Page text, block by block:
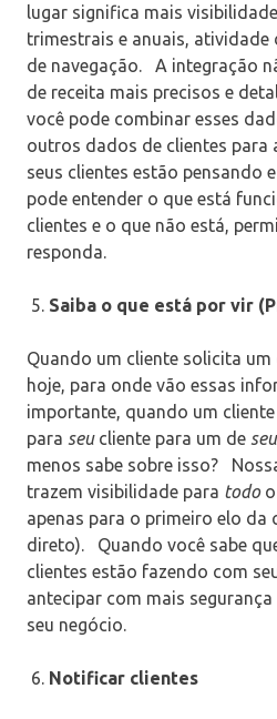
lugar significa mais
trimestrais e anuais,
de navegação.
A integração
de receita mais precisos e
você pode combinar esses
outros dados de clientes para
seus clientes estão pensando
pode entender o que está
clientes e o que não está,
responda.
Saiba o que está por vir
Quando um cliente solicita
hoje, para onde vão essas
importante, quando um
para seucliente para um de
menos sabe sobre isso?
trazem visibilidade para todoo
apenas para o primeiro elo da
direto).
Quando você sabe
clientes estão fazendo com
antecipar com mais
seu negócio.
Notificar clientes